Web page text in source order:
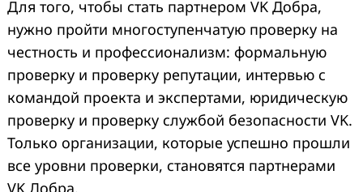
Для того, чтобы стать партнером VK Добра,
нужно пройти многоступенчатую проверку на
честность и профессионализм: формальную
проверку и проверку репутации, интервью с
командой проекта и экспертами, юридическую
проверку и проверку службой безопасности VK.
Только организации, которые успешно прошли
все уровни проверки, становятся партнерами
VK Добра.